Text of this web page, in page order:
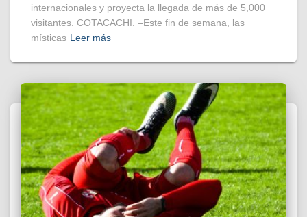
internacionales y proyecta la llegada de más de 5,000
visitantes. COTACACHI. –Este fin de semana, las
místicas Leer más